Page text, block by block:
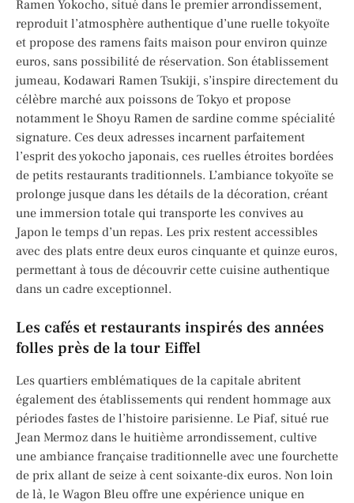
Ramen Yokocho, situé dans le premier arrondissement,
reproduit l’atmosphère authentique d’une ruelle tokyoïte
et propose des ramens faits maison pour environ quinze
euros, sans possibilité de réservation. Son établissement
jumeau, Kodawari Ramen Tsukiji, s’inspire directement du
célèbre marché aux poissons de Tokyo et propose
notamment le Shoyu Ramen de sardine comme spécialité
signature. Ces deux adresses incarnent parfaitement
l’esprit des yokocho japonais, ces ruelles étroites bordées
de petits restaurants traditionnels. L’ambiance tokyoïte se
prolonge jusque dans les détails de la décoration, créant
une immersion totale qui transporte les convives au
Japon le temps d’un repas. Les prix restent accessibles
avec des plats entre deux euros cinquante et quinze euros,
permettant à tous de découvrir cette cuisine authentique
dans un cadre exceptionnel.
Les cafés et restaurants inspirés des années
folles près de la tour Eiffel
Les quartiers emblématiques de la capitale abritent
également des établissements qui rendent hommage aux
périodes fastes de l’histoire parisienne. Le Piaf, situé rue
Jean Mermoz dans le huitième arrondissement, cultive
une ambiance française traditionnelle avec une fourchette
de prix allant de seize à cent soixante-dix euros. Non loin
de là, le Wagon Bleu offre une expérience unique en